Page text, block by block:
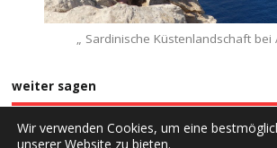
„ Sardinische Küstenlandschaft
weiter sagen
Wir verwenden Cookies, um eine
unserer Website zu bieten.